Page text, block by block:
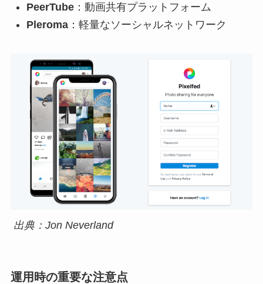
PeerTube：動画共有プラットフォーム
Pleroma：軽量なソーシャルネットワーク
出典：Jon Neverland
運用時の重要な注意点